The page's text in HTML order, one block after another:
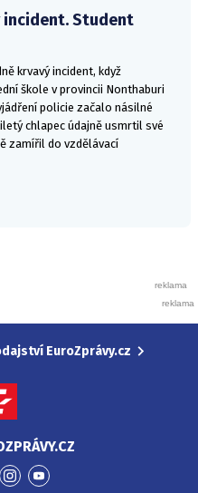
incident. Student
krvavý incident, když
škole v provincii Nonthaburi
policie začalo násilné
chlapec údajně usmrtil své
zamířil do vzdělávací
EuroZprávy.cz
PřejítPřejít